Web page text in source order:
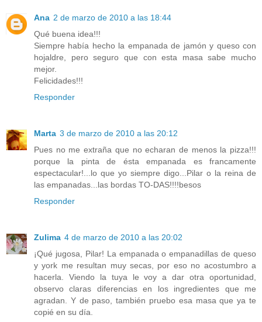
Ana 2 de marzo de 2010 a las 18:44
Qué buena idea!!!
Siempre había hecho la empanada de jamón y queso con
hojaldre, pero seguro que con esta masa sabe mucho
mejor.
Felicidades!!!
Responder
Marta 3 de marzo de 2010 a las 20:12
Pues no me extraña que no echaran de menos la pizza!!!
porque la pinta de ésta empanada es francamente
espectacular!...lo que yo siempre digo...Pilar o la reina de
las empanadas...las bordas TO-DAS!!!!besos
Responder
Zulima 4 de marzo de 2010 a las 20:02
¡Qué jugosa, Pilar! La empanada o empanadillas de queso
y york me resultan muy secas, por eso no acostumbro a
hacerla. Viendo la tuya le voy a dar otra oportunidad,
observo claras diferencias en los ingredientes que me
agradan. Y de paso, también pruebo esa masa que ya te
copié en su día.